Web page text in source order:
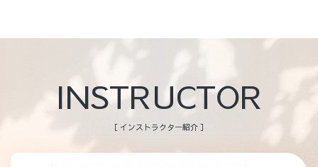
INSTRUCTOR
［ インストラクター紹介 ］